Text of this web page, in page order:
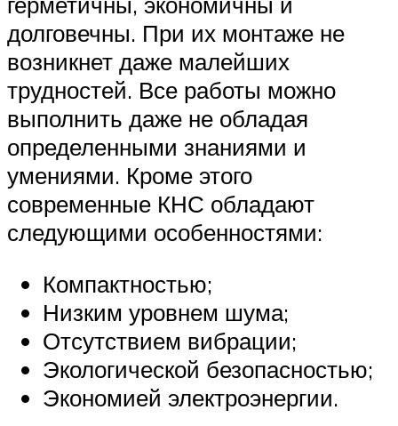
долговечны. При их монтаже не
возникнет даже малейших
трудностей. Все работы можно
выполнить даже не обладая
определенными знаниями и
умениями. Кроме этого
современные КНС обладают
следующими особенностями:
Компактностью;
Низким уровнем шума;
Отсутствием вибрации;
Экологической безопасностью;
Экономией электроэнергии.